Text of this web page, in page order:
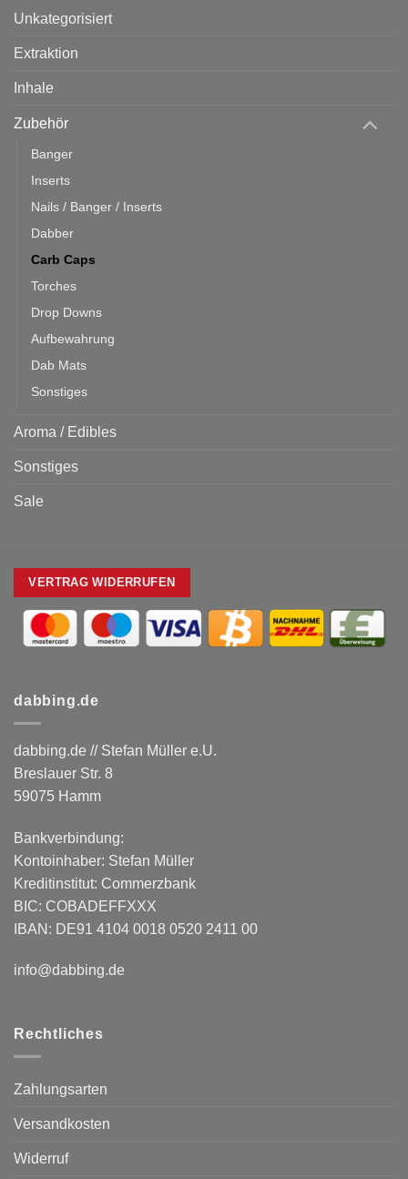
Unkategorisiert
Extraktion
Inhale
Zubehör
Banger
Inserts
Nails / Banger / Inserts
Dabber
Carb Caps
Torches
Drop Downs
Aufbewahrung
Dab Mats
Sonstiges
Aroma / Edibles
Sonstiges
Sale
VERTRAG WIDERRUFEN
dabbing.de
dabbing.de // Stefan Müller e.U.
Breslauer Str. 8
59075 Hamm
Bankverbindung:
Kontoinhaber: Stefan Müller
Kreditinstitut: Commerzbank
BIC: COBADEFFXXX
IBAN: DE91 4104 0018 0520 2411 00
info@dabbing.de
Rechtliches
Zahlungsarten
Versandkosten
Widerruf